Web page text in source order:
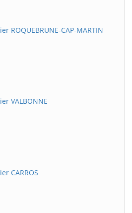
ROQUEBRUNE-CAP-MARTIN
VALBONNE
CARROS